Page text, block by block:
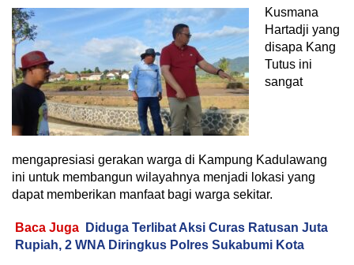
Kusmana
Hartadji yang
disapa Kang
Tutus ini
sangat
mengapresiasi gerakan warga di Kampung Kadulawang
ini untuk membangun wilayahnya menjadi lokasi yang
dapat memberikan manfaat bagi warga sekitar.
Baca Juga
Diduga Terlibat Aksi Curas Ratusan Juta
Rupiah, 2 WNA Diringkus Polres Sukabumi Kota